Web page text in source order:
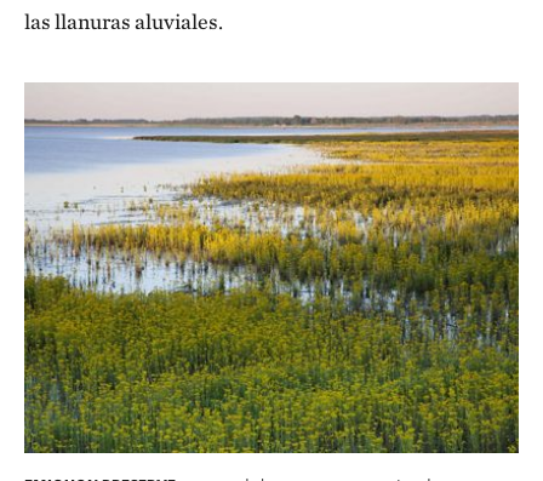
las llanuras aluviales.